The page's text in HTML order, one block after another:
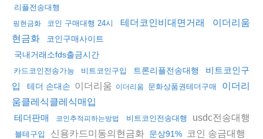
리플전송대행
핑현금화 코인 구매대행 24시 테더코인비대면거래
이더리움
현금화
코인구매사이트
국내거래소fds출금시간
카드코인전송가능 비트코인구입 트론리플전송대행
비트코인구
입
테더 손대손 이더리움 이더리움 문화상품권테더구매
이더리
움클레식클레식매입
테더판매
코인추적피하는방법 비트코인전송대행 usdc전송대행
블테구입 신용카드미동의현금화 문상91%
코인 송금대행